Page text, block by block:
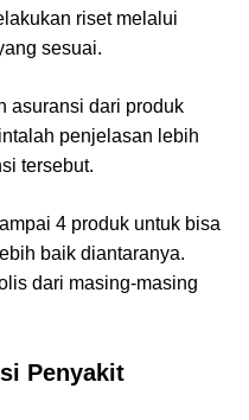
riset melalui
sesuai.
asuransi dari produk
penjelasan lebih
tersebut.
4 produk untuk bisa
baik diantaranya.
dari masing-masing
Penyakit